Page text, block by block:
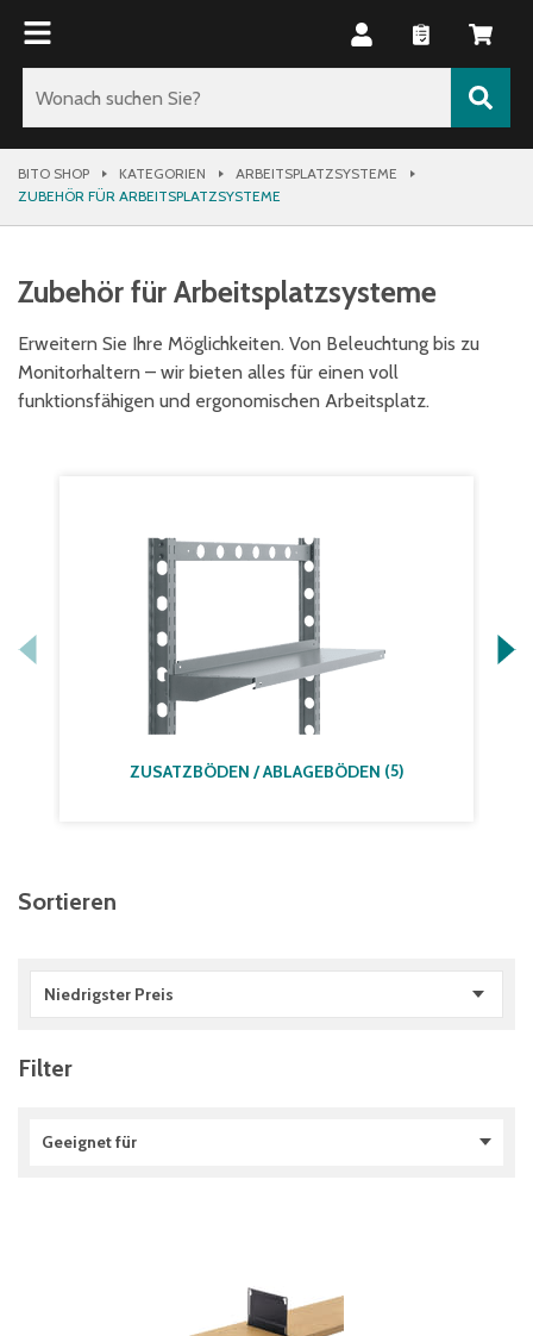
BITO SHOP KATEGORIEN
ARBEITSPLATZSYSTEME
ZUBEHÖR FÜR ARBEITSPLATZSYSTEME
Zubehör für Arbeitsplatzsysteme
Erweitern Sie Ihre Möglichkeiten. Von Beleuchtung bis zu
Monitorhaltern – wir bieten alles für einen voll
funktionsfähigen und ergonomischen Arbeitsplatz.
ZUSATZBÖDEN / ABLAGEBÖDEN (5)
Sortieren
Niedrigster Preis
Filter
Geeignet für
)